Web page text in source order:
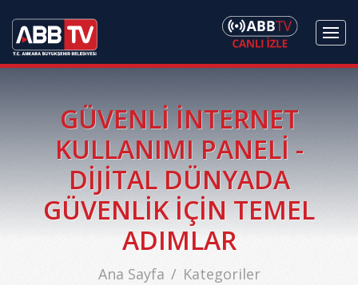
GÜVENLİ İNTERNET
KULLANIMI PANELİ -
DİJİTAL DÜNYADA
GÜVENLİK İÇİN TEMEL
ADIMLAR
Ana Sayfa
Kategoriler